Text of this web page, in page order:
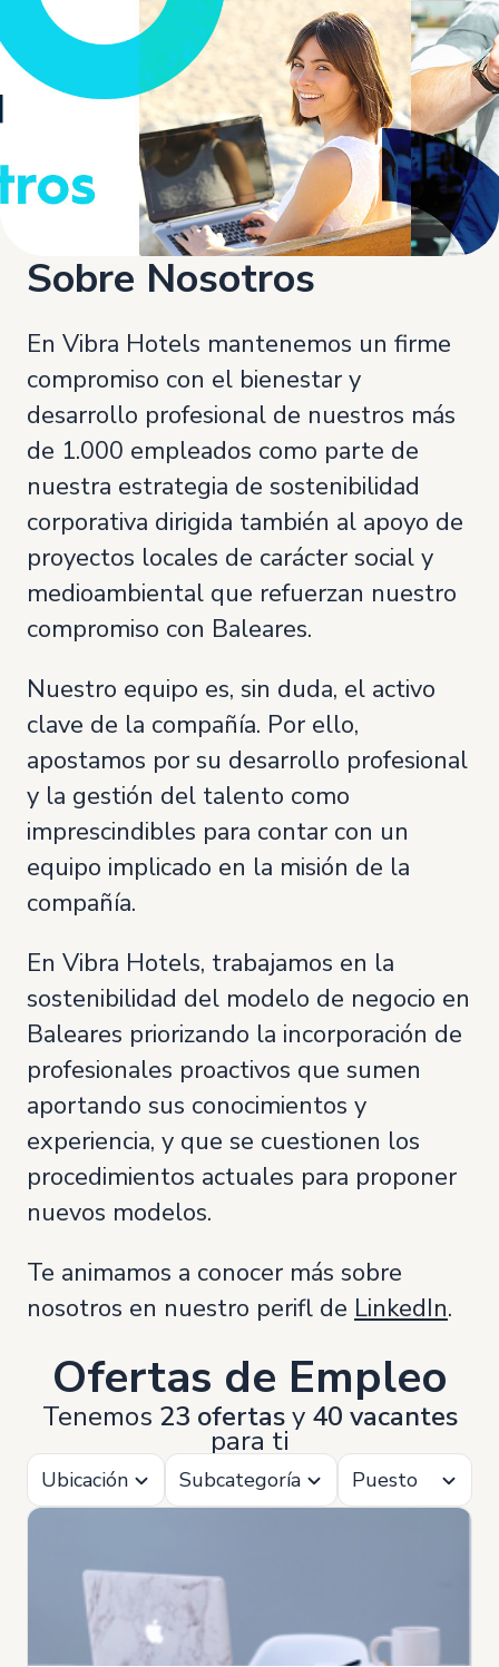
Sobre Nosotros
En Vibra Hotels mantenemos un firme
compromiso con el bienestar y
desarrollo profesional de nuestros más
de 1.000 empleados como parte de
nuestra estrategia de sostenibilidad
corporativa dirigida también al apoyo de
proyectos locales de carácter social y
medioambiental que refuerzan nuestro
compromiso con Baleares.
Nuestro equipo es, sin duda, el activo
clave de la compañía. Por ello,
apostamos por su desarrollo profesional
y la gestión del talento como
imprescindibles para contar con un
equipo implicado en la misión de la
compañía.
En Vibra Hotels, trabajamos en la
sostenibilidad del modelo de negocio en
Baleares priorizando la incorporación de
profesionales proactivos que sumen
aportando sus conocimientos y
experiencia, y que se cuestionen los
procedimientos actuales para proponer
nuevos modelos.
Te animamos a conocer más sobre
nosotros en nuestro perifl de LinkedIn.
Ofertas de Empleo
Tenemos 23 ofertasy 40 vacantes
para ti
Ubicación Subcategoría Puesto